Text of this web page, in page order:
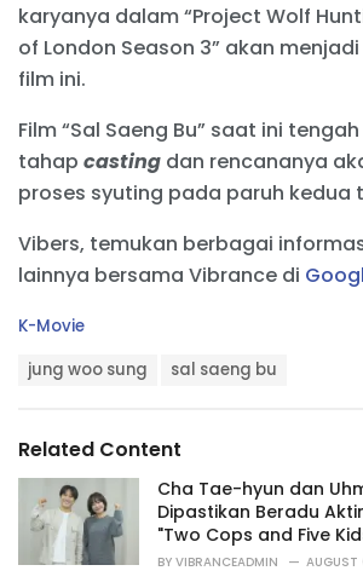
karyanya dalam “Project Wolf
of London Season 3” akan
film ini.
Film “Sal Saeng Bu” saat ini
tahap casting dan rencananya
proses syuting pada paruh kedua
Vibers, temukan berbagai
lainnya bersama Vibrance di
C
r
i
K-Movie
a
:
jung woo sung sal saeng bu
Related Content
Cha Tae-hyun dan
Dipastikan Beradu
"Two Cops and Five
BY VIBRANCEADMIN